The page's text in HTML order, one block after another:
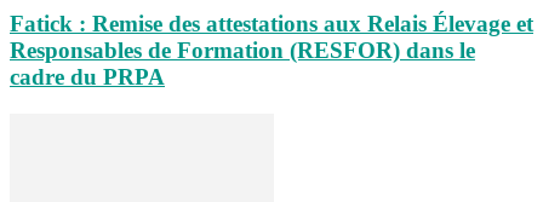
Fatick : Remise des attestations aux Relais Élevage et
Responsables de Formation (RESFOR) dans le
cadre du PRPA